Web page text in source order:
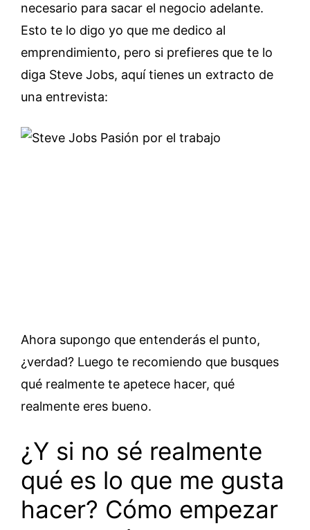
necesario para sacar el negocio adelante.
Esto te lo digo yo que me dedico al
emprendimiento, pero si prefieres que te lo
diga Steve Jobs, aquí tienes un extracto de
una entrevista:
Ahora supongo que entenderás el punto,
¿verdad? Luego te recomiendo que busques
qué realmente te apetece hacer, qué
realmente eres bueno.
¿Y si no sé realmente
qué es lo que me gusta
hacer? Cómo empezar